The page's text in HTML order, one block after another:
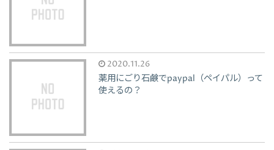
2020.11.26
薬用にごり石鹸でpaypal（ペイパル）って
使えるの？